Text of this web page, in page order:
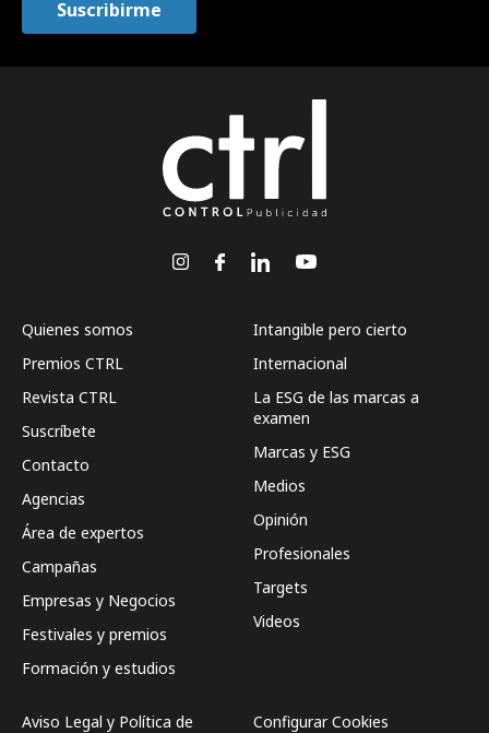
Quienes somos
Premios CTRL
Revista CTRL
Suscríbete
Contacto
Agencias
Área de expertos
Campañas
Empresas y Negocios
Festivales y premios
Formación y estudios
Intangible pero cierto
Internacional
La ESG de las marcas a
examen
Marcas y ESG
Medios
Opinión
Profesionales
Targets
Videos
Aviso Legal y Política de
Configurar Cookies